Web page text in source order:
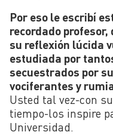
Por eso le escribí
recordado
su reflexión lúcida
estudiada por
secuestrados por
vociferantes y
Usted tal vez-con
tiempo-los inspire
Universidad.